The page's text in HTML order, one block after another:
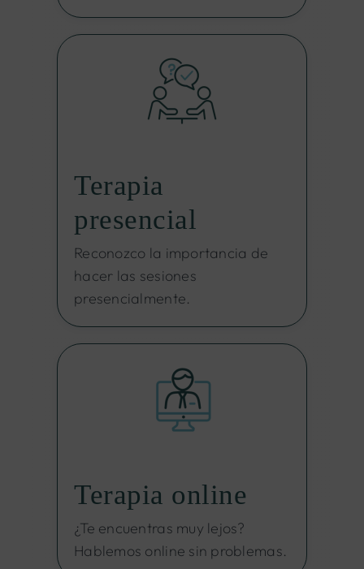
Terapia
presencial
Reconozco la importancia de
hacer las sesiones
presencialmente.
Terapia online
¿Te encuentras muy lejos?
Hablemos online sin problemas.